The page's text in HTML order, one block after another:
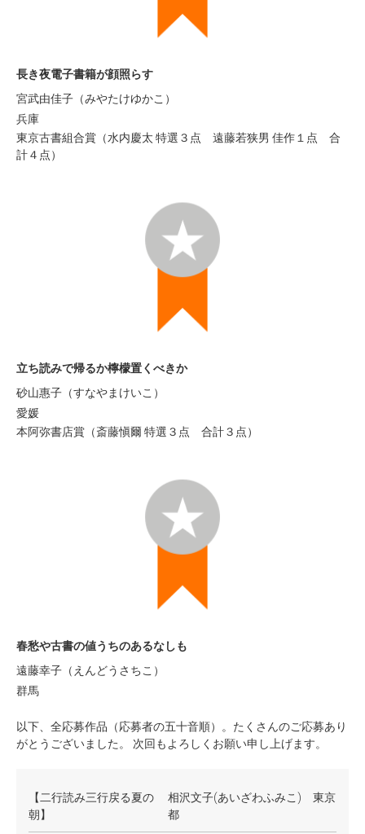
長き夜電子書籍が顔照らす
宮武由佳子（みやたけゆかこ）
兵庫
東京古書組合賞（水内慶太 特選３点 遠藤若狭男 佳作１点 合
計４点）
立ち読みで帰るか檸檬置くべきか
砂山惠子（すなやまけいこ）
愛媛
本阿弥書店賞（斎藤愼爾 特選３点 合計３点）
春愁や古書の値うちのあるなしも
遠藤幸子（えんどうさちこ）
群馬
以下、全応募作品（応募者の五十音順）。たくさんのご応募あり
がとうございました。 次回もよろしくお願い申し上げます。
【二行読み三行戻る夏の
朝】
相沢文子(あいざわふみこ) 東京
都